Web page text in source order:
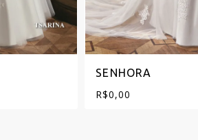
SENHORA
R$0,00